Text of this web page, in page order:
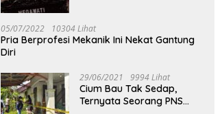
05/07/2022 10304 Lihat
Pria Berprofesi Mekanik Ini Nekat Gantung
Diri
29/06/2021 9994 Lihat
Cium Bau Tak Sedap,
Ternyata Seorang PNS